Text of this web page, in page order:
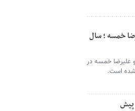
علیرضا خمسه ؛ سال
قریبیان و علیرضا خمسه در